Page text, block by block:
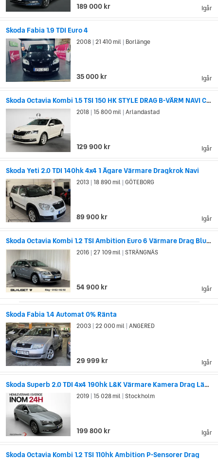
Igår
189 000 kr
Skoda Fabia 1.9 TDI Euro 4
Igår
2008 21 410 mil Borlänge
35 000 kr
Skoda Octavia Kombi 1.5 TSI 150 HK STYLE DRAG B-VÄRM NAVI CANTON PDC
Igår
2018 15 800 mil Arlandastad
129 900 kr
Skoda Yeti 2.0 TDI 140hk 4x4 1 Ägare Värmare Dragkrok Navi
Igår
2013 18 890 mil GÖTEBORG
89 900 kr
Skoda Octavia Kombi 1.2 TSI Ambition Euro 6 Värmare Drag Bluetooth
Igår
2016 27 109 mil STRÄNGNÄS
54 900 kr
Skoda Fabia 1.4 Automat 0% Ränta
Igår
2003 22 000 mil ANGERED
29 999 kr
Skoda Superb 2.0 TDI 4x4 190hk L&K Värmare Kamera Drag Läder
Igår
2019 15 028 mil Stockholm
199 800 kr
Skoda Octavia Kombi 1.2 TSI 110hk Ambition P-Sensorer Drag